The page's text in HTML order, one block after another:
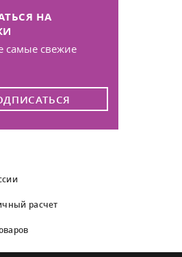
НА
самые свежие
расчет